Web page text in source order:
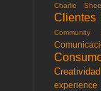
Charlie
Clientes
Community
Creatividad
experience